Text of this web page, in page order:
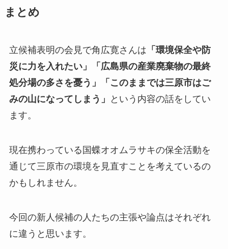
まとめ
立候補表明の会見で角広寛さんは 「環境保全や防
災に力を入れたい」「広島県の産業廃棄物の最終
処分場の多さを憂う」「このままでは三原市はご
みの山になってしまう」
という内容の話をしてい
ます。
現在携わっている国蝶オオムラサキの保全活動を
通じて三原市の環境を見直すことを考えているの
かもしれません。
今回の新人候補の人たちの主張や論点はそれぞれ
に違うと思います。